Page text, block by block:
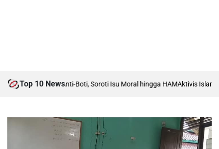
Top 10 News
Boti vs Anti-Boti, Soroti Isu Moral hingga HAMAktivis Islam